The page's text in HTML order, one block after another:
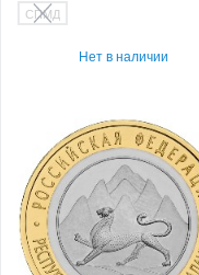
СПМД
Нет в наличии